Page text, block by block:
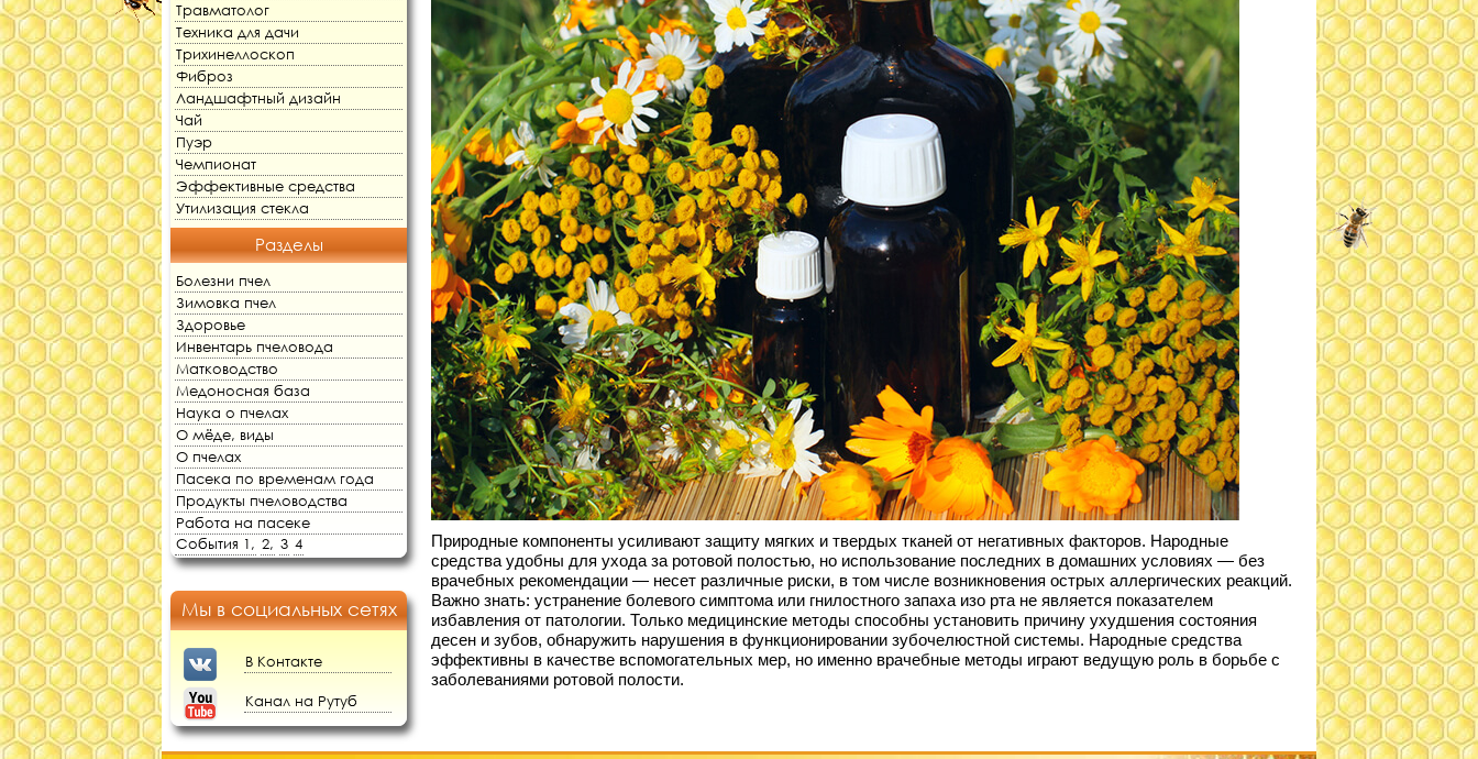
Природные компоненты усиливают защиту мягких и твердых тканей от негативных факторов. Народные
средства удобны для ухода за ротовой полостью, но использование последних в домашних условиях — без
врачебных рекомендации — несет различные риски, в том числе возникновения острых аллергических реакций.
Важно знать: устранение болевого симптома или гнилостного запаха изо рта не является показателем
избавления от патологии. Только медицинские методы способны установить причину ухудшения состояния
десен и зубов, обнаружить нарушения в функционировании зубочелюстной системы. Народные средства
эффективны в качестве вспомогательных мер, но именно врачебные методы играют ведущую роль в борьбе с
заболеваниями ротовой полости.
Травматолог
Техника для дачи
Трихинеллоскоп
Фиброз
Ландшафтный дизайн
Чай
Пуэр
Чемпионат
Эффективные средства
Утилизация стекла
Разделы
Болезни пчел
Зимовка пчел
Здоровье
Инвентарь пчеловода
Матководство
Медоносная база
Наука о пчелах
О мёде, виды
О пчелах
Пасека по временам года
Продукты пчеловодства
Работа на пасеке
События 1, 2, 3 4
Мы в социальных сетях
В Контакте
Канал на Рутуб